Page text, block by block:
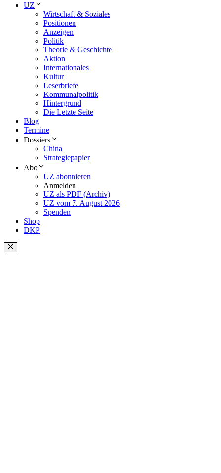
UZ
Wirtschaft & Soziales
Positionen
Anzeigen
Politik
Theorie & Geschichte
Aktion
Internationales
Kultur
Leserbriefe
Kommunalpolitik
Hintergrund
Die Letzte Seite
Blog
Termine
Dossiers
China
Strategiepapier
Abo
UZ abonnieren
Anmelden
UZ als PDF (Archiv)
UZ vom 7. August 2026
Spenden
Shop
DKP
Schließen